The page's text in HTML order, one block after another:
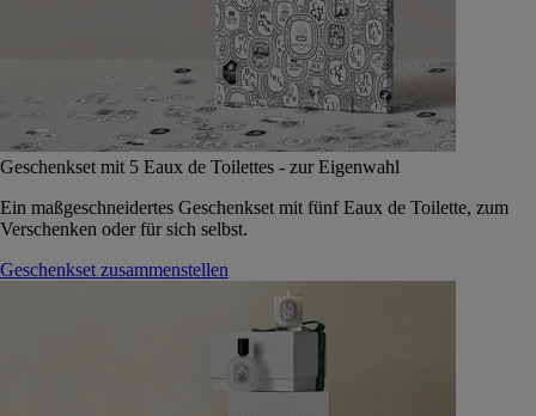
Geschenkset mit 5 Eaux de Toilettes - zur Eigenwahl
Ein maßgeschneidertes Geschenkset mit fünf Eaux de Toilette, zum
Verschenken oder für sich selbst.
Geschenkset zusammenstellen